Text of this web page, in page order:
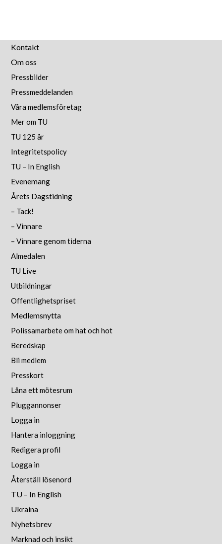
Kontakt
Om oss
Pressbilder
Pressmeddelanden
Våra medlemsföretag
Mer om TU
TU 125 år
Integritetspolicy
TU – In English
Evenemang
Årets Dagstidning
– Tack!
– Vinnare
– Vinnare genom tiderna
Almedalen
TU Live
Utbildningar
Offentlighetspriset
Medlemsnytta
Polissamarbete om hat och hot
Beredskap
Bli medlem
Presskort
Låna ett mötesrum
Pluggannonser
Logga in
Hantera inloggning
Redigera profil
Logga in
Återställ lösenord
TU – In English
Ukraina
Nyhetsbrev
Marknad och insikt